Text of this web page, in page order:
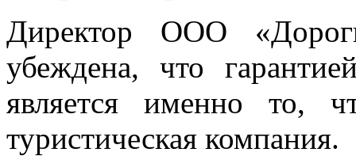
Директор ООО
убеждена, что
является именно то,
туристическая компания.